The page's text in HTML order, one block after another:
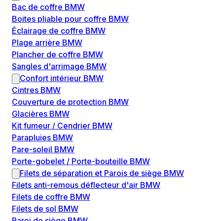
Bac de coffre BMW
Boites pliable pour coffre BMW
Éclairage de coffre BMW
Plage arrière BMW
Plancher de coffre BMW
Sangles d'arrimage BMW
Confort intérieur BMW
Cintres BMW
Couverture de protection BMW
Glacières BMW
Kit fumeur / Cendrier BMW
Parapluies BMW
Pare-soleil BMW
Porte-gobelet / Porte-bouteille BMW
Filets de séparation et Parois de siège BMW
Filets anti-remous déflecteur d'air BMW
Filets de coffre BMW
Filets de sol BMW